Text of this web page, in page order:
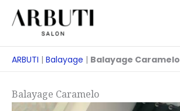
contenido
ARBUTI | Balayage | Balayage Caramelo
Balayage Caramelo